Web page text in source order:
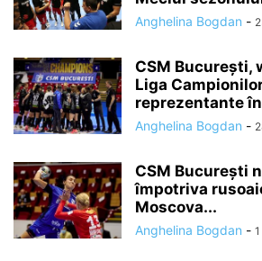
Anghelina Bogdan -
CSM București,
Liga
reprezentante
Anghelina Bogdan -
CSM București
împotriva
Moscova...
Anghelina Bogdan -